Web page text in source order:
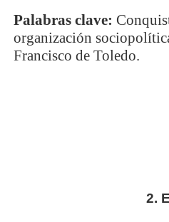
Palabras clave:
organización
Francisco de Toledo.
2.